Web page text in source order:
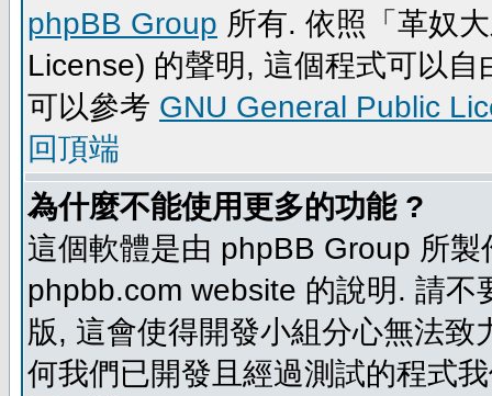
phpBB Group 所有. 依照「革奴
License) 的聲明, 這個程式可以
可以參考 GNU General Public
回頂端
為什麼不能使用更多的功能 ?
這個軟體是由 phpBB Group 所
phpbb.com website 的說明. 請
版, 這會使得開發小組分心無法
何我們已開發且經過測試的程式